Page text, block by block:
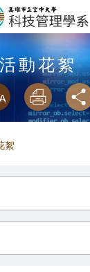
活動花絮
放大
列印
絮